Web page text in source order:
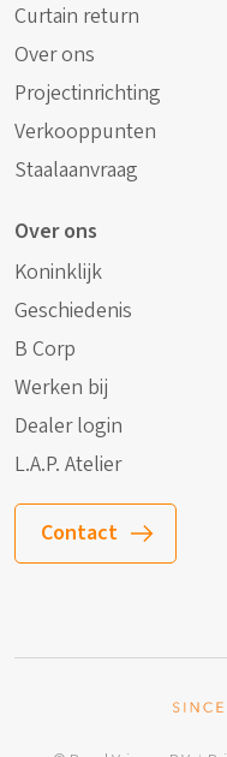
Curtain return
Over ons
Projectinrichting
Verkooppunten
Staalaanvraag
Over ons
Koninklijk
Geschiedenis
B Corp
Werken bij
Dealer login
L.A.P. Atelier
Contact